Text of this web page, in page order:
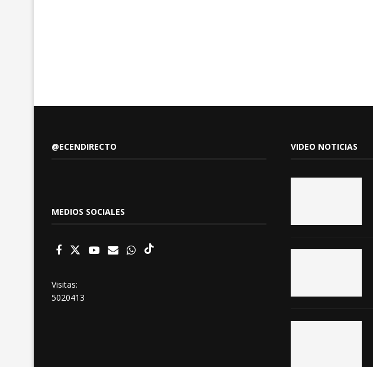
@ECENDIRECTO
MEDIOS SOCIALES
Visitas:
5020413
VIDEO NOTICIAS